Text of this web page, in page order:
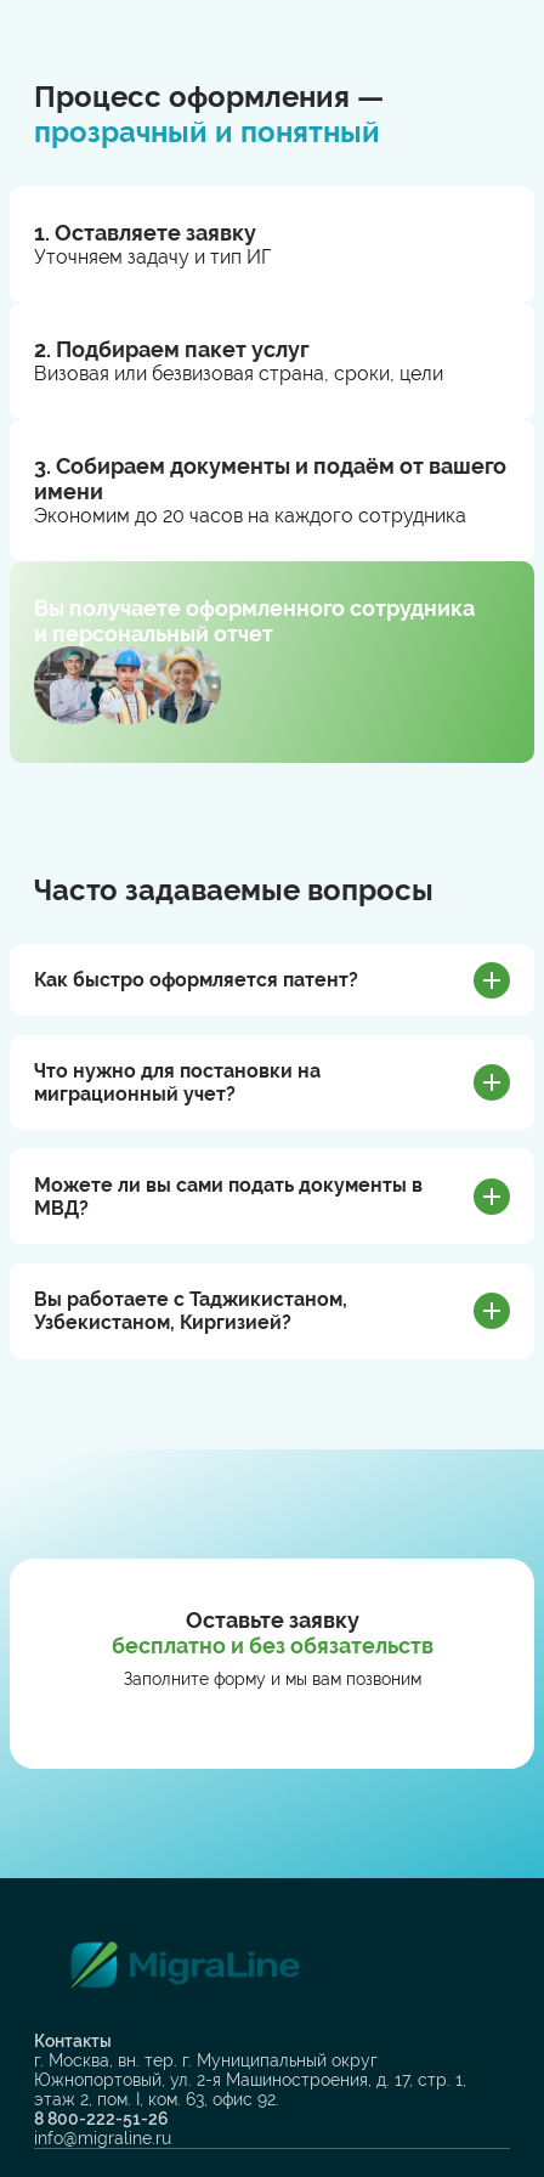
Процесс оформления —
прозрачный и понятный
1. Оставляете заявку
Уточняем задачу и тип ИГ
2. Подбираем пакет услуг
Визовая или безвизовая страна, сроки, цели
3. Собираем документы и подаём от вашего
имени
Экономим до 20 часов на каждого сотрудника
Вы получаете оформленного сотрудника
и персональный отчет
Часто задаваемые вопросы
Как быстро оформляется патент?
Что нужно для постановки на
миграционный учет?
Можете ли вы сами подать документы в
МВД?
Вы работаете с Таджикистаном,
Узбекистаном, Киргизией?
Оставьте заявку
бесплатно и без обязательств
Заполните форму и мы вам позвоним
Контакты
г. Москва, вн. тер. г. Муниципальный округ
Южнопортовый, ул. 2-я Машиностроения, д. 17, стр. 1,
этаж 2, пом. I, ком. 63, офис 92.
8 800-222-51-26
info@migraline.ru